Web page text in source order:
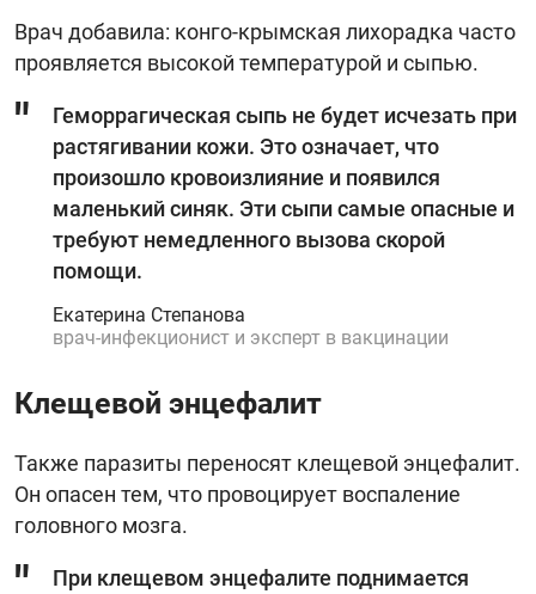
Врач добавила: конго-крымская лихорадка часто
проявляется высокой температурой и сыпью.
Геморрагическая сыпь не будет исчезать при
растягивании кожи. Это означает, что
произошло кровоизлияние и появился
маленький синяк. Эти сыпи самые опасные и
требуют немедленного вызова скорой
помощи.
Екатерина Степанова
врач-инфекционист и эксперт в вакцинации
Клещевой энцефалит
Также паразиты переносят клещевой энцефалит.
Он опасен тем, что провоцирует воспаление
головного мозга.
При клещевом энцефалите поднимается